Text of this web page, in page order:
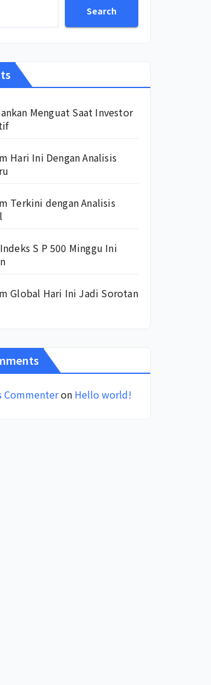
Search
Menguat Saat Investor
Hari Ini Dengan Analisis
Terkini dengan Analisis
S P 500 Minggu Ini
Global Hari Ini Jadi Sorotan
Commenteron Hello world!